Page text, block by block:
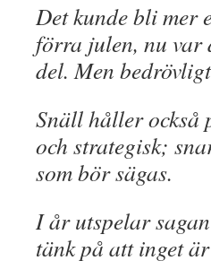
Det kunde bli mer
förra julen, nu var
del. Men
Snäll håller också
och strategisk;
som bör sägas.
I år utspelar
tänk på att inget